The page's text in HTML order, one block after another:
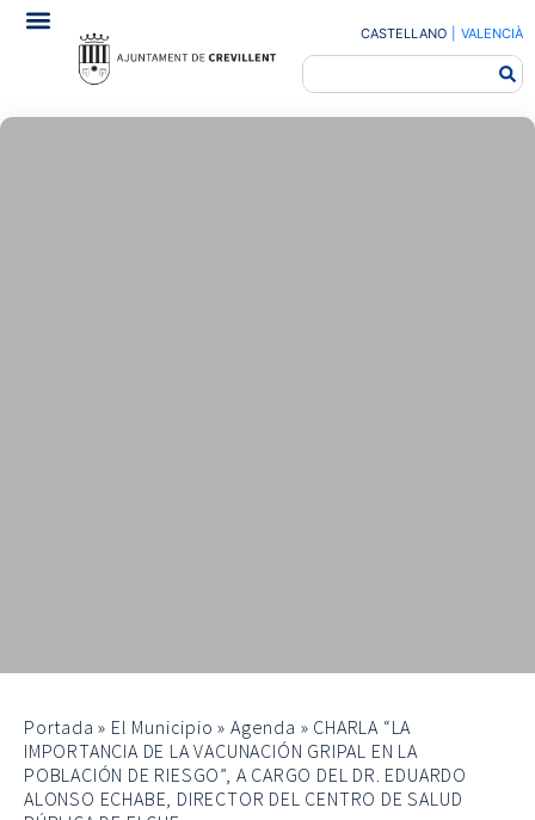
CASTELLANO VALENCIÀ
Portada » El Municipio »Agenda » CHARLA “LA
IMPORTANCIA DE LA VACUNACIÓN GRIPAL EN LA
POBLACIÓN DE RIESGO”, A CARGO DEL DR. EDUARDO
ALONSO ECHABE, DIRECTOR DEL CENTRO DE SALUD